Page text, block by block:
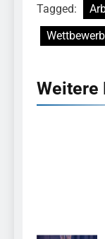
Tagged:
Wettbewerb
Weitere